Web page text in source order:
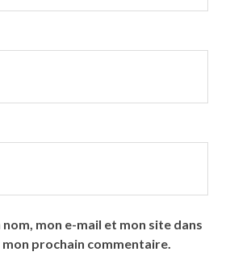
mon e-mail et mon site dans
prochain commentaire.